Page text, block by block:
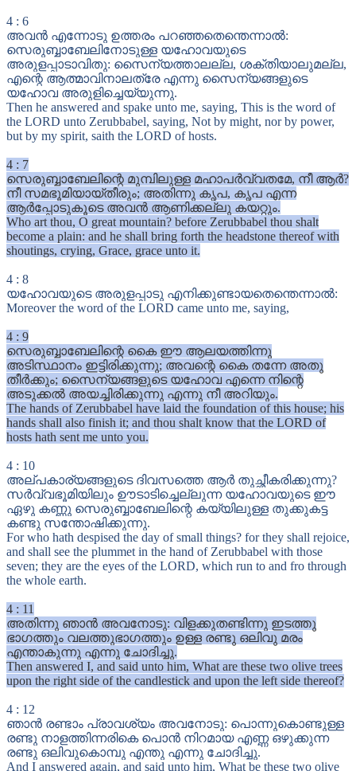
4 : 6
അവൻ എന്നോടു ഉത്തരം പറഞ്ഞതെന്തെന്നാൽ:
സെരുബ്ബാബേലിനോടുള്ള യഹോവയുടെ
അരുളപ്പാടാവിതു: സൈന്യത്താലല്ല, ശക്തിയാലുമല്ല,
എന്റെ ആത്മാവിനാലത്രേ എന്നു സൈന്യങ്ങളുടെ
യഹോവ അരുളിച്ചെയ്യുന്നു.
Then he answered and spake unto me, saying, This is the word of
the LORD unto Zerubbabel, saying, Not by might, nor by power,
but by my spirit, saith the LORD of hosts.
4 : 7
സെരുബ്ബാബേലിന്റെ മുമ്പിലുള്ള മഹാപർവ്വതമേ, നീ ആർ?
നീ സമഭൂമിയായ്തീരും; അതിന്നു കൃപ, കൃപ എന്ന
ആർപ്പോടുകൂടെ അവൻ ആണിക്കല്ലു കയറ്റും.
Who art thou, O great mountain? before Zerubbabel thou shalt
become a plain: and he shall bring forth the headstone thereof with
shoutings, crying, Grace, grace unto it.
4 : 8
യഹോവയുടെ അരുളപ്പാടു എനിക്കുണ്ടായതെന്തെന്നാൽ:
Moreover the word of the LORD came unto me, saying,
4 : 9
സെരുബ്ബാബേലിന്റെ കൈ ഈ ആലയത്തിന്നു
അടിസ്ഥാനം ഇട്ടിരിക്കുന്നു; അവന്റെ കൈ തന്നേ അതു
തീർക്കും; സൈന്യങ്ങളുടെ യഹോവ എന്നെ നിന്റെ
അടുക്കൽ അയച്ചിരിക്കുന്നു എന്നു നീ അറിയും.
The hands of Zerubbabel have laid the foundation of this house; his
hands shall also finish it; and thou shalt know that the LORD of
hosts hath sent me unto you.
4 : 10
അല്പകാര്യങ്ങളുടെ ദിവസത്തെ ആർ തുച്ഛീകരിക്കുന്നു?
സർവ്വഭൂമിയിലും ഊടാടിച്ചെല്ലുന്ന യഹോവയുടെ ഈ
ഏഴു കണ്ണു സെരുബ്ബാബേലിന്റെ കയ്യിലുള്ള തുക്കുകട്ട
കണ്ടു സന്തോഷിക്കുന്നു.
For who hath despised the day of small things? for they shall rejoice,
and shall see the plummet in the hand of Zerubbabel with those
seven; they are the eyes of the LORD, which run to and fro through
the whole earth.
4 : 11
അതിന്നു ഞാൻ അവനോടു: വിളക്കുതണ്ടിന്നു ഇടത്തു
ഭാഗത്തും വലത്തുഭാഗത്തും ഉള്ള രണ്ടു ഒലിവു മരം
എന്താകുന്നു എന്നു ചോദിച്ചു.
Then answered I, and said unto him, What are these two olive trees
upon the right side of the candlestick and upon the left side thereof?
4 : 12
ഞാൻ രണ്ടാം പ്രാവശ്യം അവനോടു: പൊന്നുകൊണ്ടുള്ള
രണ്ടു നാളത്തിന്നരികെ പൊൻ നിറമായ എണ്ണ ഒഴുക്കുന്ന
രണ്ടു ഒലിവുകൊമ്പു എന്തു എന്നു ചോദിച്ചു.
And I answered again, and said unto him, What be these two olive